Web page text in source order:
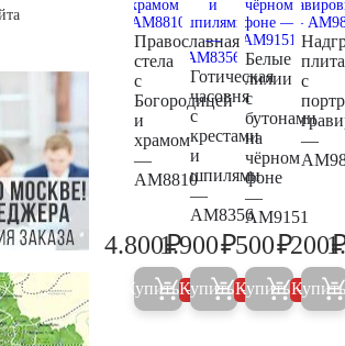
Православная
стела
с
Богородицей
и
храмом
—
AM8810
5.000
4.800₽
Купить 5%
Готическая
часовня
с
крестами
и
шпилями
—
AM8356
2.000
1.900₽
Купить 5%
Белые
лилии
с
бутонами
на
чёрном
фоне
—
AM9151
500
500₽
Купить 5%
плита
с
—
200
Купить